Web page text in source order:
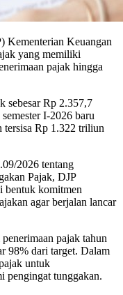
Kementerian Keuangan
yang memiliki
pajak hingga
sebesar Rp 2.357,7
I-2026 baru
tersisa Rp 1.322 triliun
2026 tentang
Pajak, DJP
bentuk komitmen
agar berjalan lancar
pajak tahun
98% dari target. Dalam
untuk
pengingat tunggakan.